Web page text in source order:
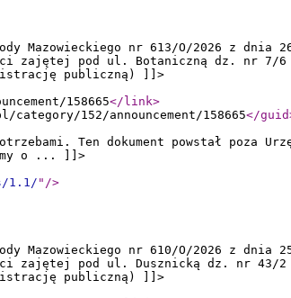
Mazowieckiego nr 613/O/2026 z
zajętej pod ul. Botaniczną dz.
publiczną) ]]>
158665</link>
152/announcement/158665</guid
Ten dokument powstał poza
o ... ]]>
1.1/ " />
Mazowieckiego nr 610/O/2026 z
zajętej pod ul. Dusznicką dz. nr
publiczną) ]]>